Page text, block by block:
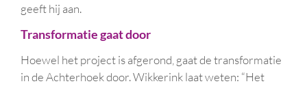
geeft hij aan.
Transformatie gaat door
Hoewel het project is afgerond, gaat de transformatie
in de Achterhoek door. Wikkerink laat weten: “Het